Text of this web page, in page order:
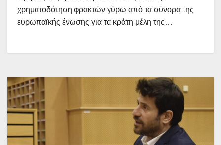
χρηματοδότηση φρακτών γύρω από τα σύνορα της
ευρωπαϊκής ένωσης για τα κράτη μέλη της…